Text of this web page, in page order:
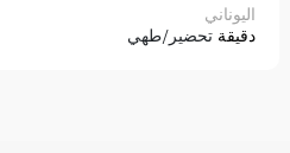
اليوناني
دقيقة تحضير/طهي